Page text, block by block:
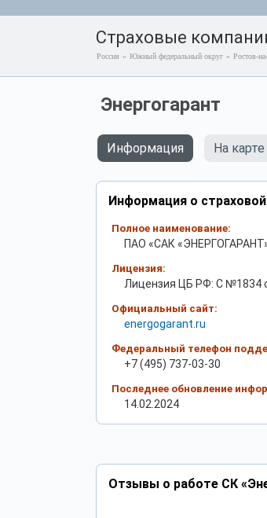
Страховые
Россия » Южный федеральный округ » Ростов-
Энергогарант
Информация На карте
Информация о
Полное наименование:
ПАО «САК
Лицензия:
Лицензия ЦБ РФ: С №1834
Официальный сайт:
energogarant.ru
Федеральный телефон
+7 (495) 737-03-30
Последнее обновление
14.02.2024
Отзывы о работе СК